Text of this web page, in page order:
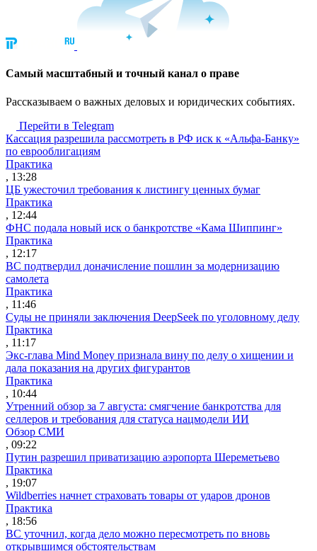
Cамый масштабный и точный канал о праве
Рассказываем о важных деловых и юридических событиях.
Перейти в Telegram
Кассация разрешила рассмотреть в РФ иск к «Альфа-Банку»
по еврооблигациям
Практика
, 13:28
ЦБ ужесточил требования к листингу ценных бумаг
Практика
, 12:44
ФНС подала новый иск о банкротстве «Кама Шиппинг»
Практика
, 12:17
ВС подтвердил доначисление пошлин за модернизацию
самолета
Практика
, 11:46
Суды не приняли заключения DeepSeek по уголовному делу
Практика
, 11:17
Экс-глава Mind Money признала вину по делу о хищении и
дала показания на других фигурантов
Практика
, 10:44
Утренний обзор за 7 августа: смягчение банкротства для
селлеров и требования для статуса нацмодели ИИ
Обзор СМИ
, 09:22
Путин разрешил приватизацию аэропорта Шереметьево
Практика
, 19:07
Wildberries начнет страховать товары от ударов дронов
Практика
, 18:56
ВС уточнил, когда дело можно пересмотреть по вновь
открывшимся обстоятельствам